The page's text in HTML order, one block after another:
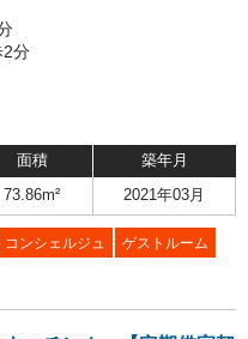
2分
面積 築年月
73.86m² 2021年03月
コンシェルジュ ゲストルーム